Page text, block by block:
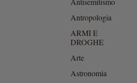
Antropologia
ARMI E
DROGHE
Arte
Astronomia